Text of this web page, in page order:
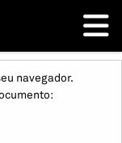
navegador.